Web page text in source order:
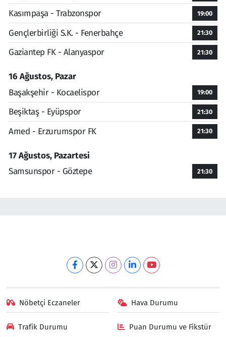
Kasımpaşa - Trabzonspor 19:00
Gençlerbirliği S.K. - Fenerbahçe 21:30
Gaziantep FK - Alanyaspor 21:30
16 Ağustos, Pazar
Başakşehir - Kocaelispor
19:00
Beşiktaş - Eyüpspor 21:30
Amed - Erzurumspor FK 21:30
17 Ağustos, Pazartesi
Samsunspor - Göztepe
21:30
Nöbetçi Eczaneler Hava Durumu
Trafik Durumu Puan Durumu ve Fikstür